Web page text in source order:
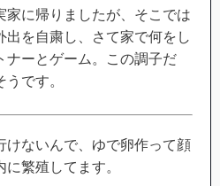
家に帰りましたが、そこでは
出を自粛し、さて家で何をし
ナーとゲーム。この調子だ
です。
けないんで、ゆで卵作って顔
繁殖してます。